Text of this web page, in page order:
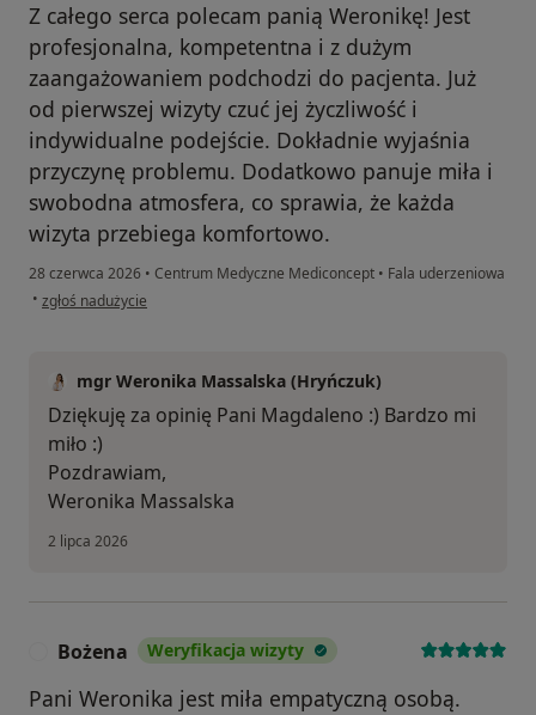
Z całego serca polecam panią Weronikę! Jest
profesjonalna, kompetentna i z dużym
zaangażowaniem podchodzi do pacjenta. Już
od pierwszej wizyty czuć jej życzliwość i
indywidualne podejście. Dokładnie wyjaśnia
przyczynę problemu. Dodatkowo panuje miła i
swobodna atmosfera, co sprawia, że każda
wizyta przebiega komfortowo.
28 czerwca 2026 • Centrum Medyczne Mediconcept • Fala uderzeniowa
• w opinii użytkownika Magda
zgłoś nadużycie
mgr Weronika Massalska (Hryńczuk)
Dziękuję za opinię Pani Magdaleno :) Bardzo mi
miło :)
Pozdrawiam,
Weronika Massalska
2 lipca 2026
Bożena Weryfikacja wizyty
Pani Weronika jest miła empatyczną osobą.